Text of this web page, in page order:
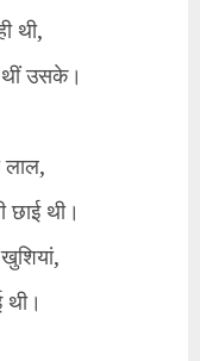
थी,
थीं उसके।
लाल,
छाई थी।